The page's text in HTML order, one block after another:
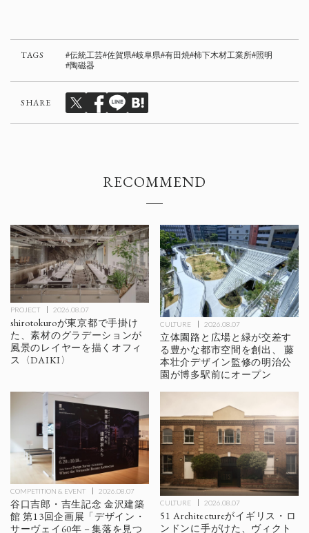
TAGS 伝統工芸 佐賀県 岐阜県 有田焼 柿下木材工業所 照明
陶磁器
SHARE
RECOMMEND
PROJECT 2026.08.07
shirotokuroが東京都で手掛け
た、素材のグラデーションが
風景のレイヤーを描くオフィ
ス〈DAIKI〉
CULTURE 2026.08.07
立体園路と広場と緑が交差す
る豊かな都市空間を創出、 藤
本壮介デザイン監修の明治公
園が博多駅前にオープン
COMPETITION & EVENT 2026.08.07
谷口吉郎・吉生記念 金沢建築
館 第13回企画展「デザイン・
サーヴェイ60年－集落を見つ
CULTURE 2026.08.07
51 Architectureがイギリス・ロ
ンドンに手がけた、ヴィクト